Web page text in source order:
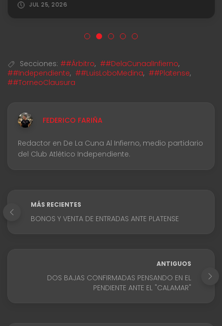
JUL 25, 2026
Secciones: ##Árbitro, ##DelaCunaalInfierno,
##Independiente, ##LuisLoboMedina, ##Platense,
##TorneoClausura
FEDERICO FARIÑA
Redactor en De La Cuna Al Infierno, medio partidario
del Club Atlético Independiente.
MÁS RECIENTES
BONOS Y VENTA DE ENTRADAS ANTE PLATENSE
ANTIGUOS
DOS BAJAS CONFIRMADAS PENSANDO EN EL
PENDIENTE ANTE EL "CALAMAR"